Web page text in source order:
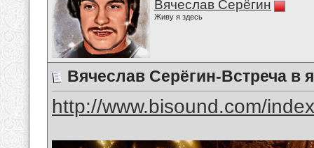
Вячеслав Серёгин
Живу я здесь
Вячеслав Серёгин-Встреча в
http://www.bisound.com/